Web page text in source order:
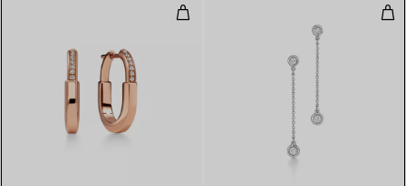
Kleine Ohrringe in Roségold mit